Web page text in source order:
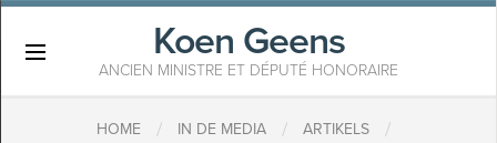
Koen Geens
ANCIEN MINISTRE ET DÉPUTÉ HONORAIRE
HOME / IN DE MEDIA / ARTIKELS /